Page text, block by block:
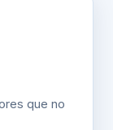
que no